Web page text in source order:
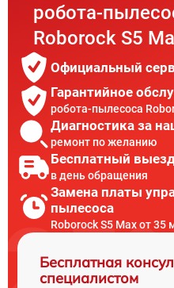
робота-
Roborock S5
Официальный
Гарантийное
робота-пылесоса
Диагностика за
ремонт по желанию
Бесплатный
в день обращения
Замена платы
пылесоса
Roborock S5 Max от 35
Бесплатная
специалистом